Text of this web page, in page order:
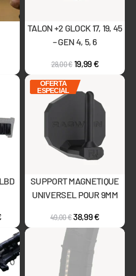
TALON +2 GLOCK 17, 19, 45
– GEN 4, 5, 6
28,00€ 19,99€
OFERTA
ESPECIAL
SUPPORT MAGNETIQUE
UNIVERSEL POUR 9MM
49,00€ 38,99€